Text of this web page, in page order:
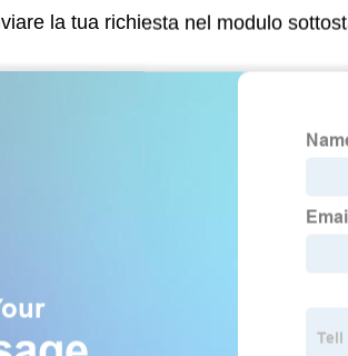
la tua richiesta nel modulo